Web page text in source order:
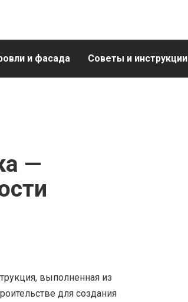
и фасада Советы и инструкции
—
выполненная из
для создания